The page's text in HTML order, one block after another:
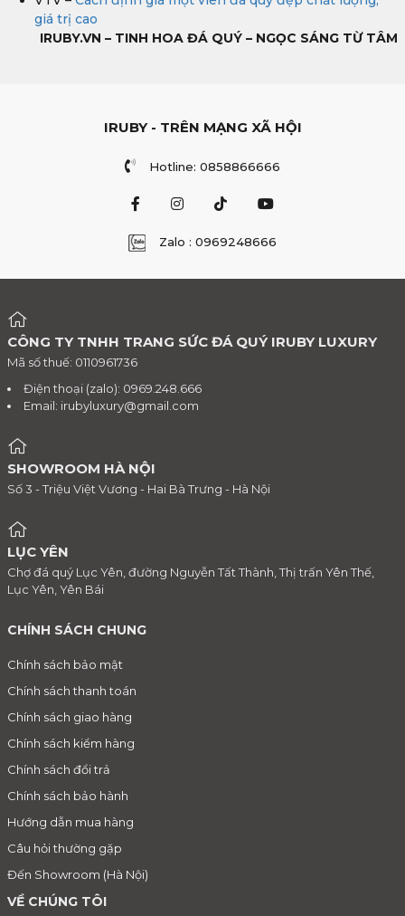
giá trị cao
IRUBY.VN – TINH HOA ĐÁ QUÝ – NGỌC SÁNG TỪ TÂM
IRUBY - TRÊN MẠNG XÃ HỘI
Hotline: 0858866666
Zalo : 0969248666
CÔNG TY TNHH TRANG SỨC ĐÁ QUÝ IRUBY LUXURY
Mã số thuế: 0110961736
Điện thoại (zalo): 0969.248.666
Email: irubyluxury@gmail.com
SHOWROOM HÀ NỘI
Số 3 - Triệu Việt Vương - Hai Bà Trưng - Hà Nội
LỤC YÊN
Chợ đá quý Lục Yên, đường Nguyễn Tất Thành, Thị trấn Yên Thế,
Lục Yên, Yên Bái
CHÍNH SÁCH CHUNG
Chính sách bảo mật
Chính sách thanh toán
Chính sách giao hàng
Chính sách kiểm hàng
Chính sách đổi trả
Chính sách bảo hành
Hướng dẫn mua hàng
Câu hỏi thường gặp
Đến Showroom (Hà Nội)
VỀ CHÚNG TÔI